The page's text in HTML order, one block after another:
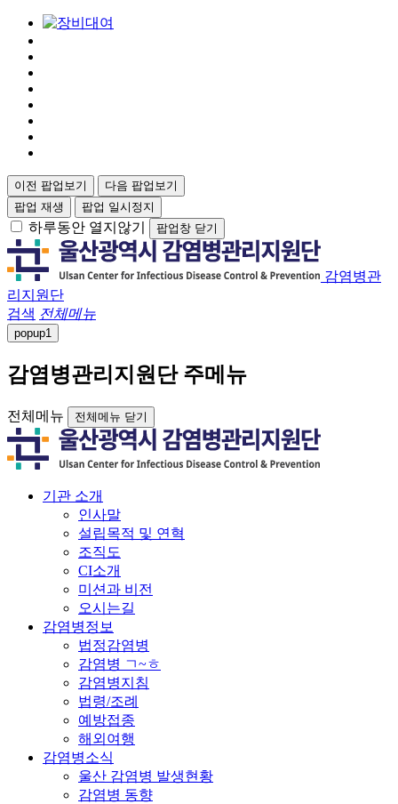
이전 팝업보기
다음 팝업보기
팝업 재생
팝업 일시정지
하루동안 열지않기 팝업창 닫기
감염병관
리지원단
검색 전체메뉴
popup1
감염병관리지원단 주메뉴
전체메뉴 전체메뉴 닫기
기관 소개
인사말
설립목적 및 연혁
조직도
CI소개
미션과 비전
오시는길
감염병정보
법정감염병
감염병 ㄱ~ㅎ
감염병지침
법령/조례
예방접종
해외여행
감염병소식
울산 감염병 발생현황
감염병 동향